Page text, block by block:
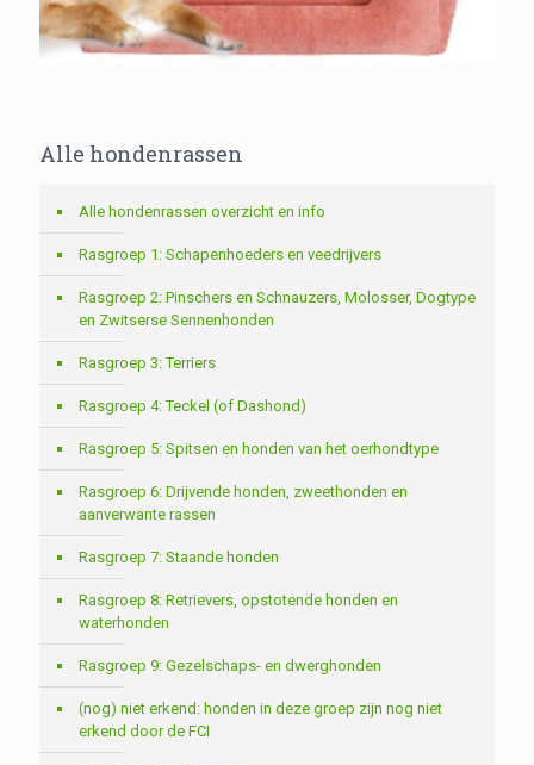
Alle hondenrassen
Alle hondenrassen overzicht en info
Rasgroep 1: Schapenhoeders en veedrijvers
Rasgroep 2: Pinschers en Schnauzers, Molosser, Dogtype
en Zwitserse Sennenhonden
Rasgroep 3: Terriers
Rasgroep 4: Teckel (of Dashond)
Rasgroep 5: Spitsen en honden van het oerhondtype
Rasgroep 6: Drijvende honden, zweethonden en
aanverwante rassen
Rasgroep 7: Staande honden
Rasgroep 8: Retrievers, opstotende honden en
waterhonden
Rasgroep 9: Gezelschaps- en dwerghonden
(nog) niet erkend: honden in deze groep zijn nog niet
erkend door de FCI